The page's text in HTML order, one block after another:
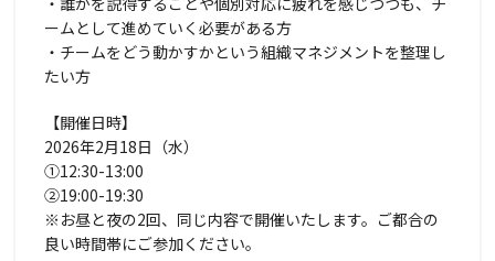
ームとして進めていく必要がある方
・チームをどう動かすかという組織マネジメントを整理し
たい方
【開催日時】
2026年2月18日（水）
①12:30-13:00
②19:00-19:30
※お昼と夜の2回、同じ内容で開催いたします。ご都合の
良い時間帯にご参加ください。